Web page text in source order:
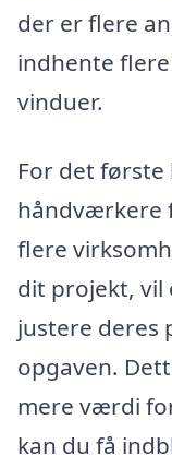
der er flere
indhente
vinduer.
For det
håndværkere
flere
dit projekt, vil
justere deres
opgaven.
mere værdi
kan du få